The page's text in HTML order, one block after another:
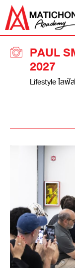
PAUL
2027
Lifestyle ไลฟ์